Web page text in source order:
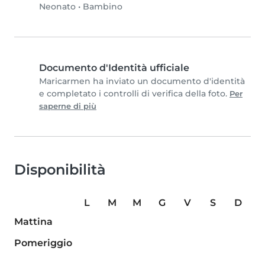
Neonato • Bambino
Documento d'Identità ufficiale
Maricarmen ha inviato un documento d'identità
e completato i controlli di verifica della foto. Per
saperne di più
Disponibilità
L M M G V S
D
Mattina
Pomeriggio